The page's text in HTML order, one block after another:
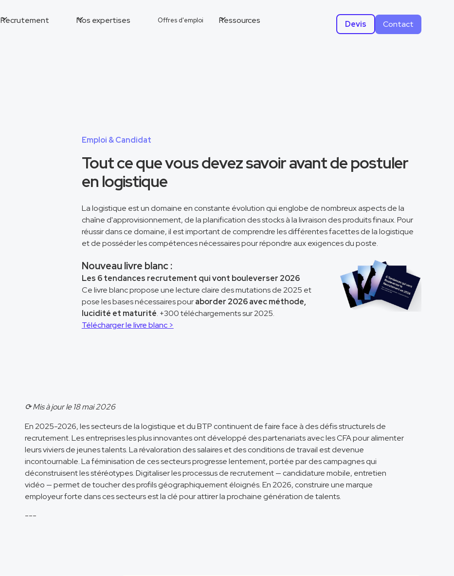
Recrutement Nos expertises Offres d'emploi Ressources Devis Contact
Emploi & Candidat
Tout ce que vous devez savoir avant de postuler
en logistique
La logistique est un domaine en constante évolution qui englobe de nombreux aspects de la
chaîne d'approvisionnement, de la planification des stocks à la livraison des produits finaux. Pour
réussir dans ce domaine, il est important de comprendre les différentes facettes de la logistique
et de posséder les compétences nécessaires pour répondre aux exigences du poste.
Nouveau livre blanc :
Les 6 tendances recrutement qui vont bouleverser 2026
Ce livre blanc propose une lecture claire des mutations de 2025 et
pose les bases nécessaires pouraborder 2026 avec méthode,
lucidité et maturité. +300 téléchargements sur 2025.
Télécharger le livre blanc >
⟳ Mis à jour le 18 mai 2026
En 2025-2026, les secteurs de la logistique et du BTP continuent de faire face à des défis structurels de
recrutement. Les entreprises les plus innovantes ont développé des partenariats avec les CFA pour alimenter
leurs viviers de jeunes talents. La révaloration des salaires et des conditions de travail est devenue
incontournable. La féminisation de ces secteurs progresse lentement, portée par des campagnes qui
déconstruisent les stéréotypes. Digitaliser les processus de recrutement — candidature mobile, entretien
vidéo — permet de toucher des profils géographiquement éloignés. En 2026, construire une marque
employeur forte dans ces secteurs est la clé pour attirer la prochaine génération de talents.
---